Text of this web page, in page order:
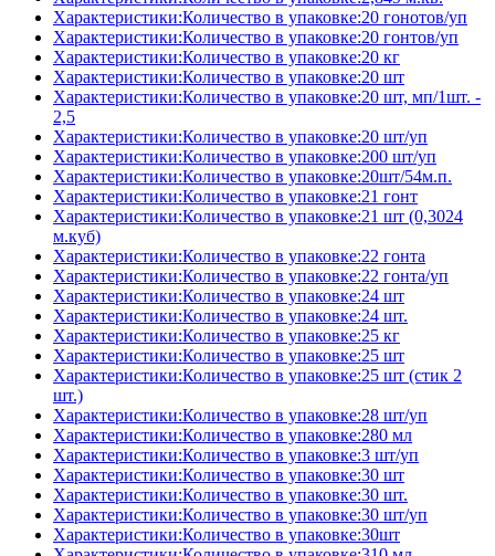
Характеристики:Количество в упаковке:20 гонотов/уп
Характеристики:Количество в упаковке:20 гонтов/уп
Характеристики:Количество в упаковке:20 кг
Характеристики:Количество в упаковке:20 шт
Характеристики:Количество в упаковке:20 шт, мп/1шт. -
2,5
Характеристики:Количество в упаковке:20 шт/уп
Характеристики:Количество в упаковке:200 шт/уп
Характеристики:Количество в упаковке:20шт/54м.п.
Характеристики:Количество в упаковке:21 гонт
Характеристики:Количество в упаковке:21 шт (0,3024
м.куб)
Характеристики:Количество в упаковке:22 гонта
Характеристики:Количество в упаковке:22 гонта/уп
Характеристики:Количество в упаковке:24 шт
Характеристики:Количество в упаковке:24 шт.
Характеристики:Количество в упаковке:25 кг
Характеристики:Количество в упаковке:25 шт
Характеристики:Количество в упаковке:25 шт (стик 2
шт.)
Характеристики:Количество в упаковке:28 шт/уп
Характеристики:Количество в упаковке:280 мл
Характеристики:Количество в упаковке:3 шт/уп
Характеристики:Количество в упаковке:30 шт
Характеристики:Количество в упаковке:30 шт.
Характеристики:Количество в упаковке:30 шт/уп
Характеристики:Количество в упаковке:30шт